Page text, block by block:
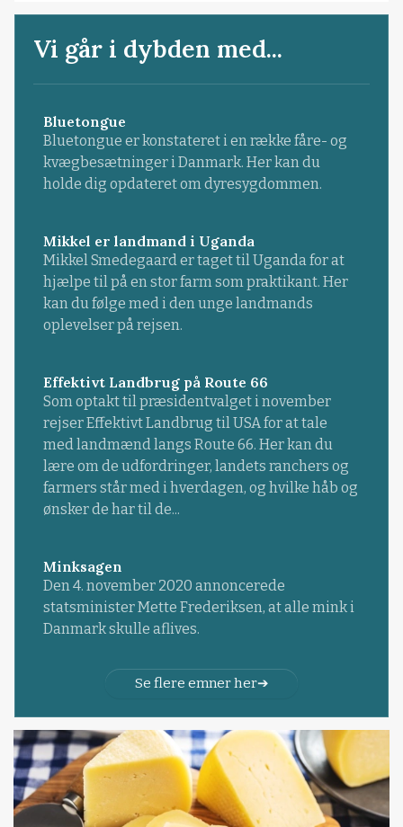
Vi går i dybden med...
Bluetongue
Bluetongue er konstateret i en række fåre- og
kvægbesætninger i Danmark. Her kan du
holde dig opdateret om dyresygdommen.
Mikkel er landmand i Uganda
Mikkel Smedegaard er taget til Uganda for at
hjælpe til på en stor farm som praktikant. Her
kan du følge med i den unge landmands
oplevelser på rejsen.
Effektivt Landbrug på Route 66
Som optakt til præsidentvalget i november
rejser Effektivt Landbrug til USA for at tale
med landmænd langs Route 66. Her kan du
lære om de udfordringer, landets ranchers og
farmers står med i hverdagen, og hvilke håb og
ønsker de har til de...
Minksagen
Den 4. november 2020 annoncerede
statsminister Mette Frederiksen, at alle mink i
Danmark skulle aflives.
Se flere emner her